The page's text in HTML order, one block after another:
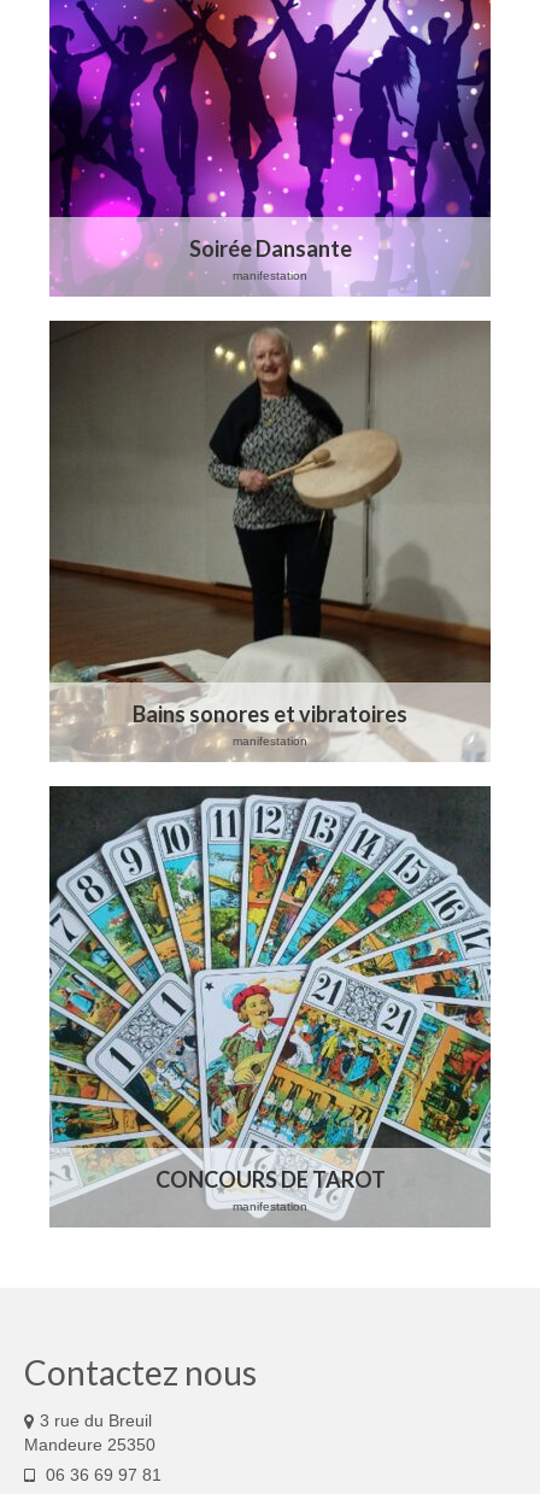
Galerie
Vidéos
Partenaires
Tarifs
Renseignements
Contact
Soirée Dansante
manifestation
Bains sonores et vibratoires
manifestation
CONCOURS DE TAROT
manifestation
Contactez nous
3 rue du Breuil
Mandeure 25350
06 36 69 97 81